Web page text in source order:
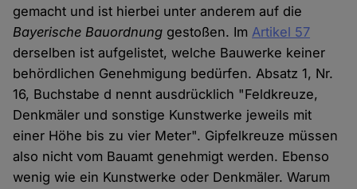
gemacht und ist hierbei unter anderem auf die
Bayerische Bauordnung gestoßen. ImArtikel 57
derselben ist aufgelistet, welche Bauwerke keiner
behördlichen Genehmigung bedürfen. Absatz 1, Nr.
16, Buchstabe d nennt ausdrücklich "Feldkreuze,
Denkmäler und sonstige Kunstwerke jeweils mit
einer Höhe bis zu vier Meter". Gipfelkreuze müssen
also nicht vom Bauamt genehmigt werden. Ebenso
wenig wie ein Kunstwerke oder Denkmäler. Warum